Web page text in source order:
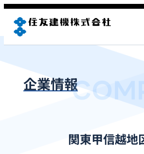
企業情報
関東甲信越地